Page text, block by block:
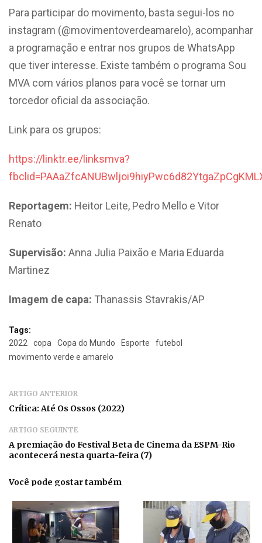
Para participar do movimento, basta segui-los no
instagram (@movimentoverdeamarelo), acompanhar
a programação e entrar nos grupos de WhatsApp
que tiver interesse. Existe também o programa Sou
MVA com vários planos para você se tornar um
torcedor oficial da associação.
Link para os grupos:
https://linktr.ee/linksmva?
Reportagem: Heitor Leite, Pedro Mello e Vitor
Renato
Supervisão: Anna Julia Paixão e Maria Eduarda
Martinez
Imagem de capa: Thanassis Stavrakis/AP
Tags:
2022
copa Copa do Mundo Esporte
futebol
movimento verde e amarelo
ARTIGO ANTERIOR
Crítica: Até Os Ossos (2022)
ARTIGO SEGUINTE
A premiação do Festival Beta de Cinema da ESPM-Rio
acontecerá nesta quarta-feira (7)
Você pode gostar também